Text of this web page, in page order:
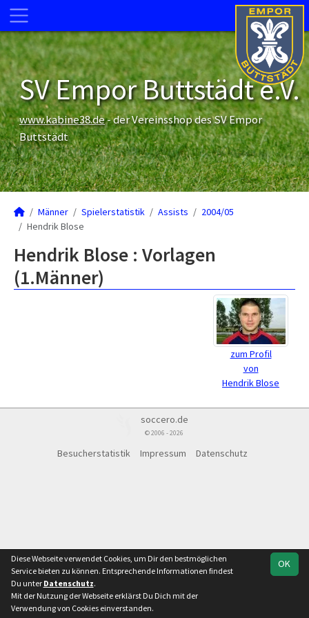
SV Empor Buttstädt e.V.
www.kabine38.de- der Vereinsshop des SV Empor
Buttstädt
Männer Spielerstatistik Assists
2004/05
Hendrik Blose
Hendrik Blose : Vorlagen
(1.Männer)
zum Profil
von
Hendrik Blose
soccero.de
© 2006 - 2026
Besucherstatistik Impressum Datenschutz
OK
Diese Webseite verwendet Cookies, um Dir den bestmöglichen
Service bieten zu können. Entsprechende Informationen findest
Du unter Datenschutz.
Mit der Nutzung der Webseite erklärst Du Dich mit der
Verwendung von Cookies einverstanden.